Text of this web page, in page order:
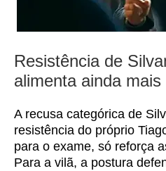
Resistência de
alimenta ainda
A recusa categórica de
resistência do próprio
para o exame, só reforça
Para a vilã, a postura